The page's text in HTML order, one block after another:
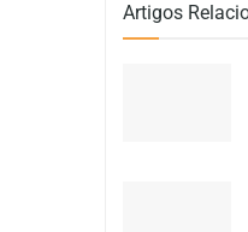
Artigos